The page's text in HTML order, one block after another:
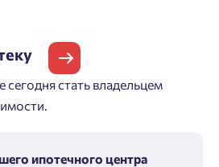
стать владельцем
ипотечного центра